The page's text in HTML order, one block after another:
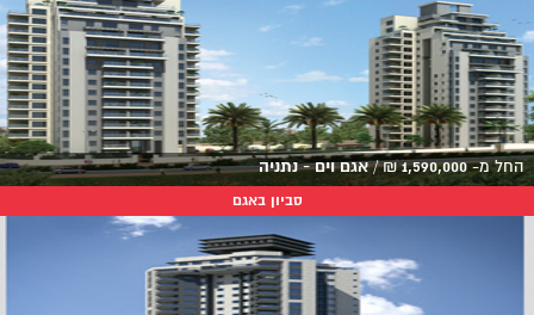
החל מ-1,590,000
₪
/אגם וים - נתניה
סביון באגם